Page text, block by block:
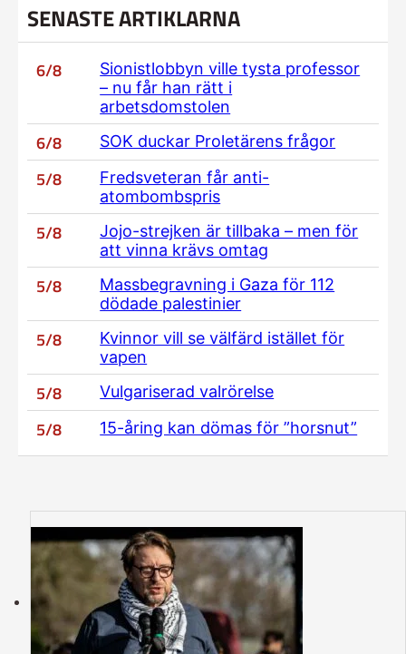
SENASTE ARTIKLARNA
6/8
Sionistlobbyn ville tysta professor
– nu får han rätt i
arbetsdomstolen
6/8 SOK duckar Proletärens frågor
5/8
Fredsveteran får anti-
atombombspris
5/8
Jojo-strejken är tillbaka – men för
att vinna krävs omtag
5/8
Massbegravning i Gaza för 112
dödade palestinier
5/8
Kvinnor vill se välfärd istället för
vapen
5/8 Vulgariserad valrörelse
5/8 15-åring kan dömas för ”horsnut”